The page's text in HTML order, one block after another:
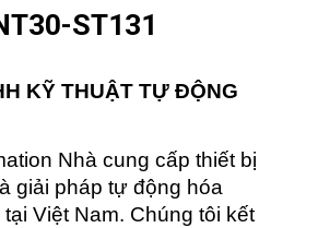
ST131
KỸ THUẬT TỰ ĐỘNG
Nhà cung cấp thiết bị
giải pháp tự động hóa
Việt Nam. Chúng tôi kết